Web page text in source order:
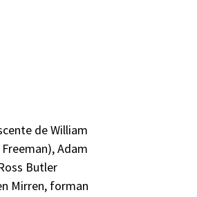
de William
Adam
Butler
Mirren, forman